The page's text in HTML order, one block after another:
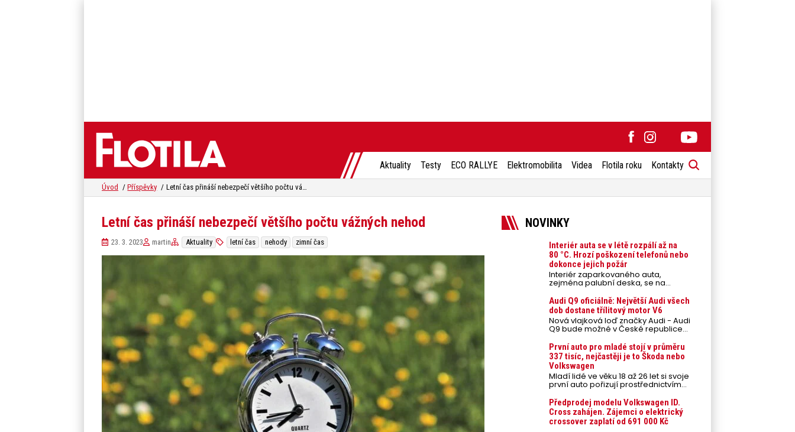
Aktuality Testy ECO RALLYE Elektromobilita Videa Flotila roku Kontakty
Úvod Příspěvky Letní čas přináší nebezpečí většího počtu vážných nehod
Letní čas přináší nebezpečí většího počtu vážných nehod
23. 3. 2023 martin Aktuality letní čas nehody zimní čas
NOVINKY
Interiér auta se v létě rozpálí až na
80 °C. Hrozí poškození telefonů nebo
dokonce jejich požár
Interiér zaparkovaného auta,
zejména palubní deska, se na
přímém slunci může během letních
veder rozpálit až na 80 °C. Takové
teploty představují nebezpečí pro
odložené mobilní telefony,
powerbanky nebo notebooky. Můžou
urychlit stárnutí baterií, poškodit
případech i zvýšit riziko požáru.
Audi Q9 oficiálně: Největší Audi všech
dob dostane třílitový motor V6
Nová vlajková loď značky Audi - Audi
Q9 bude možné v České republice
objednávat od prvního srpnového
týdne 2026, kde budou oznámeny
také české ceny.
První auto pro mladé stojí v průměru
337 tisíc, nejčastěji je to Škoda nebo
Volkswagen
Mladí lidé ve věku 18 až 26 let si svoje
první auto pořizují prostřednictvím
úvěrového financování jako ojeté. Je
to tak u 93,3 % lidí, jen 6,7 % si pořídí
nové auto. Průměrná pořizovací
cena vozu dosahuje 337 tisíc korun a
průměrná financovaná částka
Předprodej modelu Volkswagen ID.
Cross zahájen. Zájemci o elektrický
crossover zaplatí od 691 000 Kč